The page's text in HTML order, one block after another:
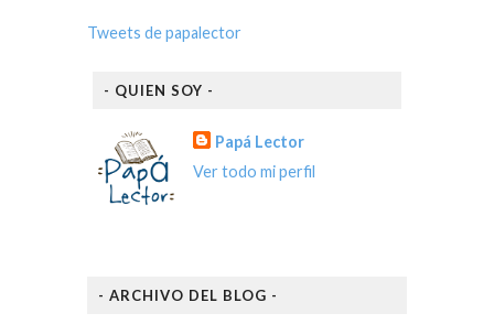
Tweets de papalector
- QUIEN SOY -
Papá Lector
Ver todo mi perfil
- ARCHIVO DEL BLOG -